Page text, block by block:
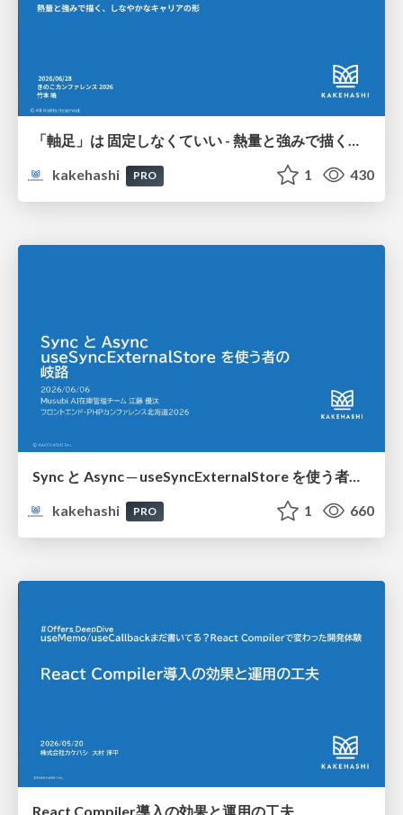
「軸足」は 固定しなくていい - 熱量と強みで描く、しなやかなキャリアの形
kakehashi
PRO 1 430
Sync と Async ─ useSyncExternalStore を使う者の岐路
kakehashi
PRO 1 660
React Compiler導入の効果と運用の工夫